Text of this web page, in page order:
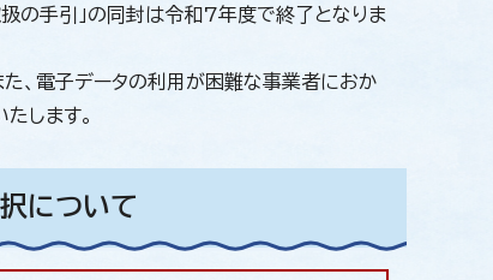
の手引」の同封は令和7年度で終了となりま
た、電子データの利用が困難な事業者におか
します。
について